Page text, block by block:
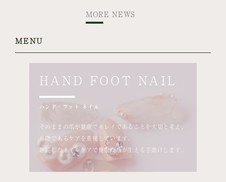
MORE NEWS
MENU
HAND FOOT NAIL
ハンド・フット ネイル
そのままの爪が健康でキレイであることを大切と考え、
基礎であるケアを重視しています。
継続したネイルケアで健康な爪が生える手助けします。